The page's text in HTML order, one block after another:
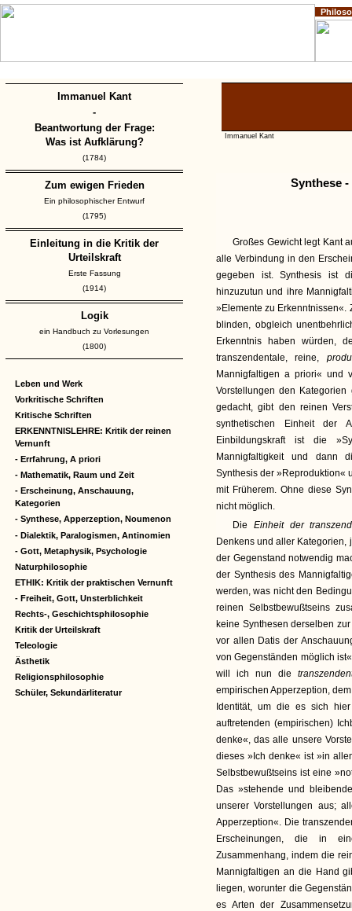
Immanuel Kant
-
Beantwortung der Frage:
Was ist Aufklärung?
(1784)
Zum ewigen Frieden
Ein philosophischer Entwurf
(1795)
Einleitung in die Kritik der
Urteilskraft
Erste Fassung
(1914)
Logik
ein Handbuch zu Vorlesungen
(1800)
Leben und Werk
Vorkritische Schriften
Kritische Schriften
ERKENNTNISLEHRE: Kritik der reinen
Vernunft
- Errfahrung, A priori
- Mathematik, Raum und Zeit
- Erscheinung, Anschauung,
Kategorien
- Synthese, Apperzeption, Noumenon
- Dialektik, Paralogismen, Antinomien
- Gott, Metaphysik, Psychologie
Naturphilosophie
ETHIK: Kritik der praktischen Vernunft
- Freiheit, Gott, Unsterblichkeit
Rechts-, Geschichtsphilosophie
Kritik der Urteilskraft
Teleologie
Ästhetik
Religionsphilosophie
Schüler, Sekundärliteratur
Immanuel Kant
Synthese
Großes Gewicht legt Kant
alle Verbindung in den
gegeben ist. Synthesis ist
hinzuzutun und ihre
»Elemente zu Erkenntnissen«.
blinden, obgleich
Erkenntnis haben würden,
transzendentale, reine,
Mannigfaltigen a priori« und
Vorstellungen den
gedacht, gibt den reinen
synthetischen Einheit der
Einbildungskraft ist die
Mannigfaltigkeit und dann
Synthesis der »Reproduktion«
mit Früherem. Ohne diese
nicht möglich.
Die Einheit der
Denkens und aller Kategorien,
der Gegenstand notwendig
der Synthesis des
werden, was nicht den
reinen Selbstbewußtseins
keine Synthesen derselben
vor allen Datis der
von Gegenständen möglich
will ich nun die
empirischen Apperzeption,
Identität, um die es sich
auftretenden (empirischen)
denke«, das alle unsere
dieses »Ich denke« ist »in
Selbstbewußtseins ist eine
Das »stehende und
unserer Vorstellungen aus;
Apperzeption«. Die
Erscheinungen, die in
Zusammenhang, indem die
Mannigfaltigen an die Hand
liegen, worunter die
es Arten der